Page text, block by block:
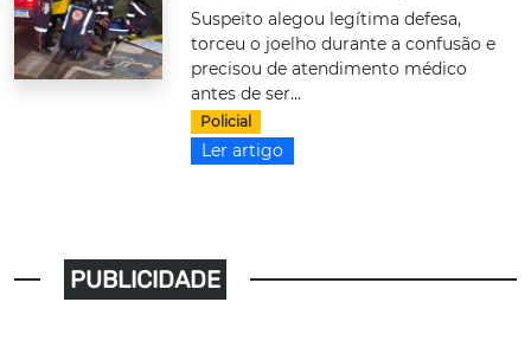
Suspeito alegou legítima defesa,
torceu o joelho durante a confusão e
precisou de atendimento médico
antes de ser...
Policial
Ler artigo
PUBLICIDADE